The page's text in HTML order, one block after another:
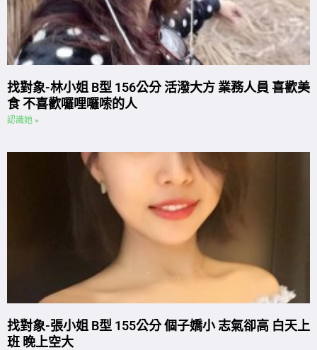
找對象-林小姐 B型 156公分 活潑大方 業務人員 喜歡美
食 不喜歡囉哩囉嗦的人
認識她 »
找對象-張小姐 B型 155公分 個子嬌小 志氣卻高 白天上
班 晚上空大